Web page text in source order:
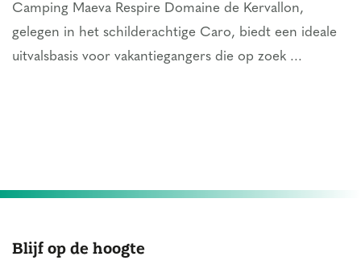
Camping Maeva Respire Domaine de Kervallon,
gelegen in het schilderachtige Caro, biedt een ideale
uitvalsbasis voor vakantiegangers die op zoek ...
Blijf op de hoogte